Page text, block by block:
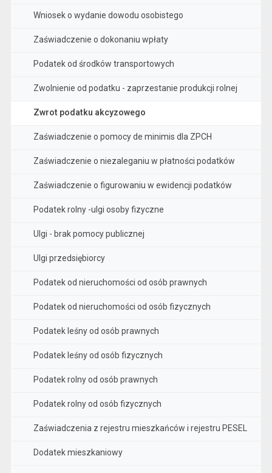
Wniosek o wydanie dowodu osobistego
Zaświadczenie o dokonaniu wpłaty
Podatek od środków transportowych
Zwolnienie od podatku - zaprzestanie produkcji rolnej
Zwrot podatku akcyzowego
Zaświadczenie o pomocy de minimis dla ZPCH
Zaświadczenie o niezaleganiu w płatności podatków
Zaświadczenie o figurowaniu w ewidencji podatków
Podatek rolny -ulgi osoby fizyczne
Ulgi - brak pomocy publicznej
Ulgi przedsiębiorcy
Podatek od nieruchomości od osób prawnych
Podatek od nieruchomości od osób fizycznych
Podatek leśny od osób prawnych
Podatek leśny od osób fizycznych
Podatek rolny od osób prawnych
Podatek rolny od osób fizycznych
Zaświadczenia z rejestru mieszkańców i rejestru PESEL
Dodatek mieszkaniowy